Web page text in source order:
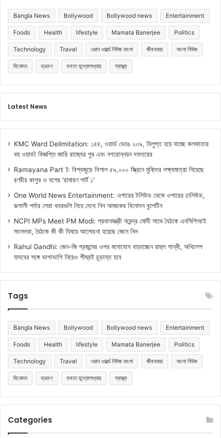
Bangla News Bollywood Bollywood news Entertainment
Foods Health lifestyle Mamata Banerjee Politics
Technology Travel ওয়ান ওয়ার্ল্ড নিউজ বাংলা জীবনধারা বাংলা নিউজ
বিনোদন ভ্রমণ মমতা বন্দ্যোপাধ্যায় স্বাস্থ্য
Latest News
KMC Ward Delimitation: ১৪৪, ওয়ার্ড ভেঙে ২০৯, বিলুপ্ত হয়ে যাচ্ছে কলকাতার
বহু ওয়ার্ড! বিজ্ঞপ্তি জারি রাজ্যের পুর এবং নগরোন্নয়ন দফতরের
Ramayana Part 1: বিশ্বজুড়ে বিশাল ৫৯,০০০ স্ক্রিনে মুক্তির লক্ষ্যমাত্রা নিয়েছে
রণবীর কাপুর ও যশের ‘রামায়ণ পার্ট ১’
One World News Entertainment: এপারের টলিউড থেকে ওপারের ঢালিউড,
রূপালী পর্দার সেরা খবরগুলি নিয়ে দেখে নিন আজকের বিনোদন বুলেটিন
NCPI MPs Meet PM Modi: প্রধানমন্ত্রী নরেন্দ্র মোদী সাথে বৈঠকে এনসিপিআই
সাংসদরা, বৈঠকে কী কী বিষয়ে আলোচনা হয়েছে জেনে নিন
Rahul Gandhi: জেন-জি প্রজন্মের ওপর মনোযোগ বাড়াচ্ছেন রাহুল গান্ধী, অখিলেশ
যাদবের সঙ্গে ভাগাভাগি নিয়েও শীঘ্রই চূড়ান্ত হবে
Tags
Bangla News Bollywood Bollywood news Entertainment
Foods Health lifestyle Mamata Banerjee Politics
Technology Travel ওয়ান ওয়ার্ল্ড নিউজ বাংলা জীবনধারা বাংলা নিউজ
বিনোদন ভ্রমণ মমতা বন্দ্যোপাধ্যায় স্বাস্থ্য
Categories